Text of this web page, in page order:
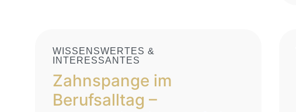
WISSENSWERTES &
INTERESSANTES
Zahnspange im
Berufsalltag –